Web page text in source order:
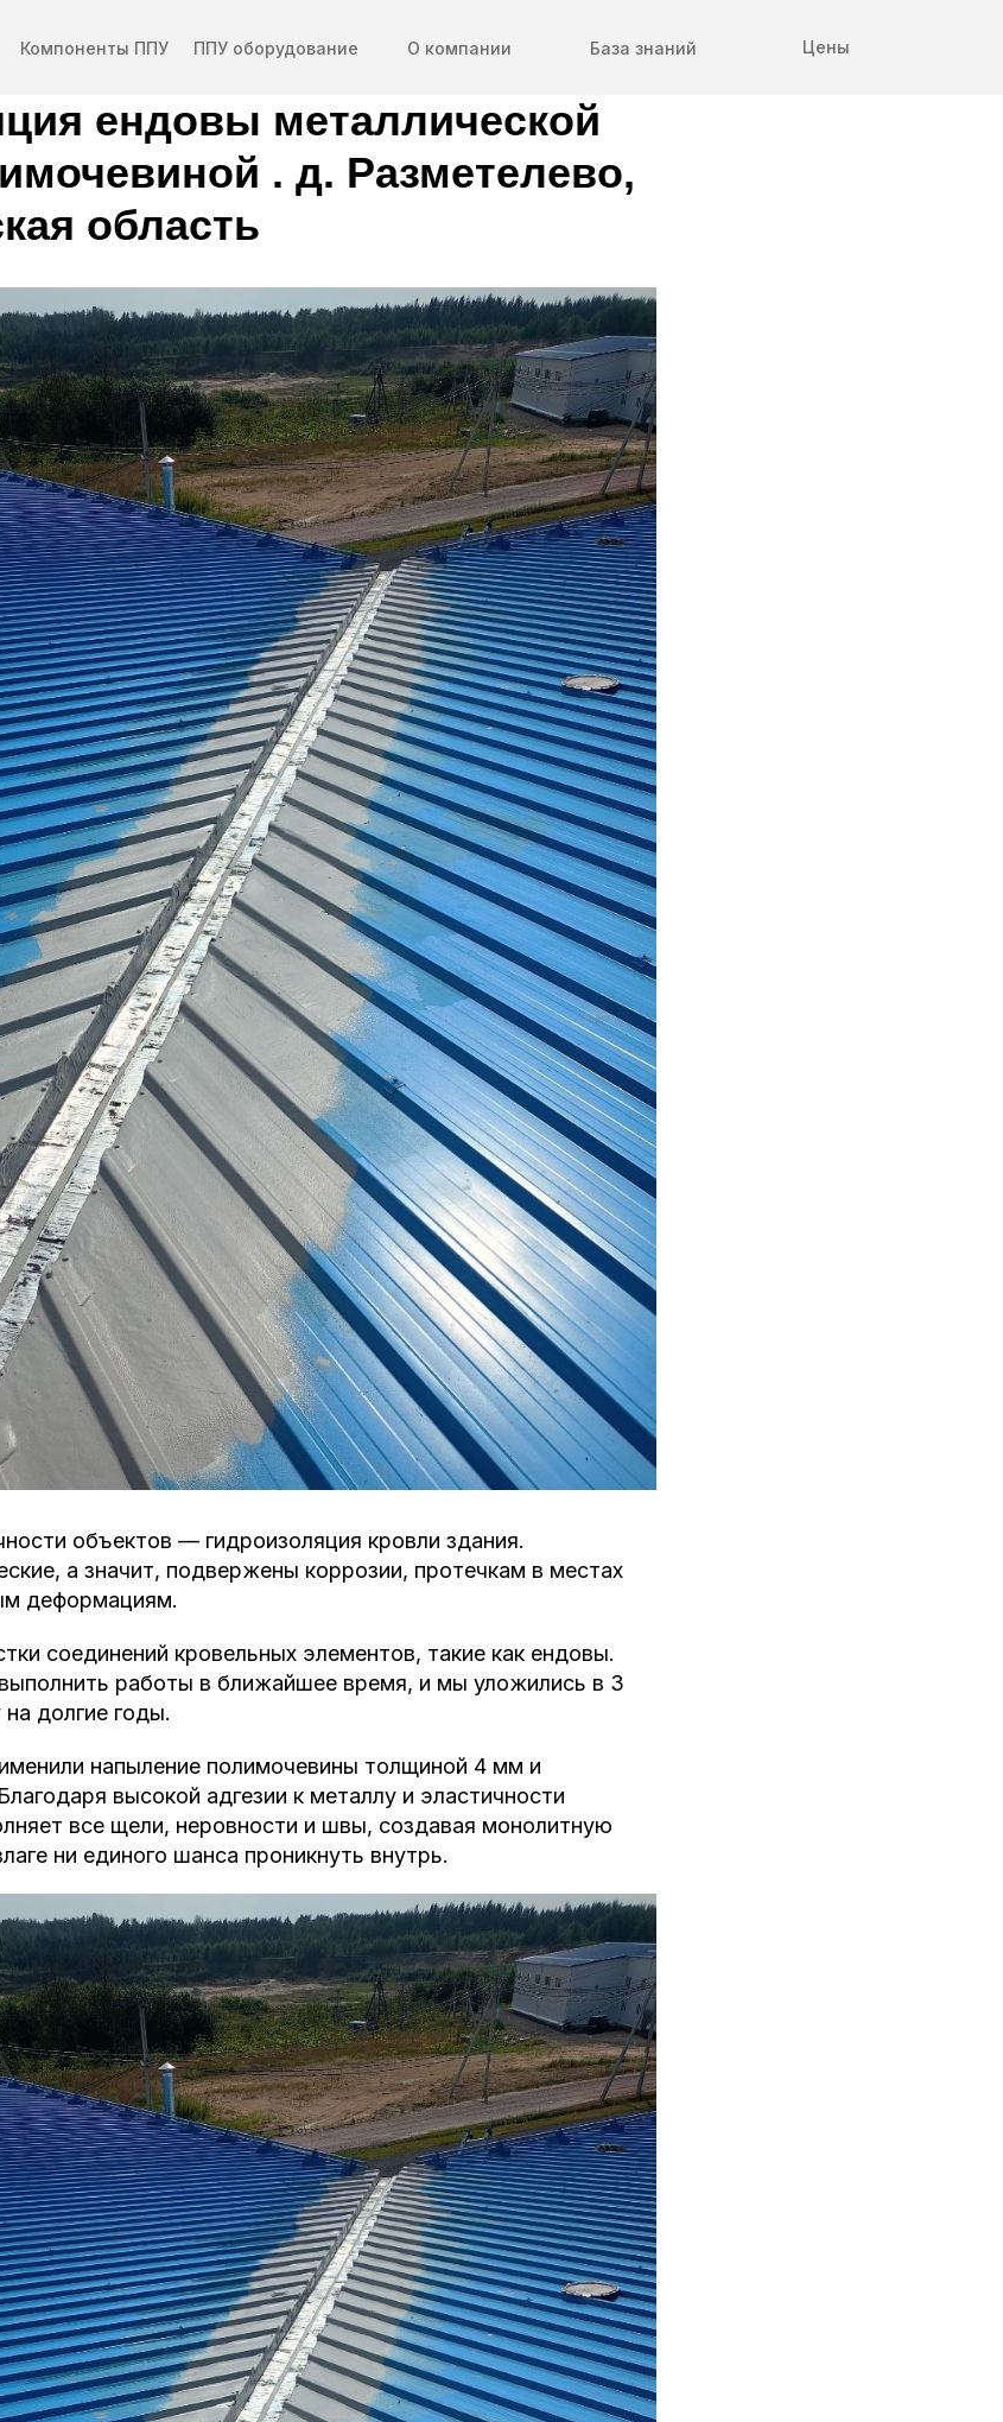
ППУ оборудование
Компоненты ППУ О компании База знаний Цены
ендовы металлической
. д. Разметелево,
область
объектов — гидроизоляция кровли здания.
а значит, подвержены коррозии, протечкам в местах
деформациям.
соединений кровельных элементов, такие как ендовы.
работы в ближайшее время, и мы уложились в 3
долгие годы.
напыление полимочевины толщиной 4 мм и
высокой адгезии к металлу и эластичности
все щели, неровности и швы, создавая монолитную
ни единого шанса проникнуть внутрь.